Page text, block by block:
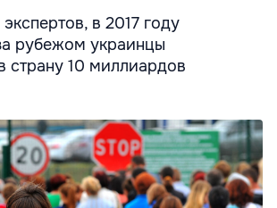
в 2017 году
рубежом украинцы
страну 10 миллиардов